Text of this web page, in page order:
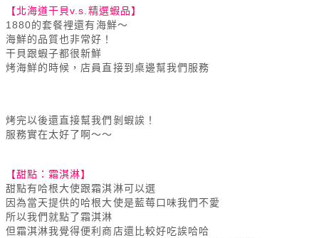
【北海道干貝v.s.精選蝦品】
1880的套餐裡還有海鮮～
海鮮的品質也非常好！
干貝跟蝦子都很新鮮
烤海鮮的時候，店員直接到桌邊幫我們服務
烤完以後還直接幫我們剝蝦誒！
服務實在太好了啊～～
【甜點：霜淇淋】
甜點有哈根大使跟霜淇淋可以選
因為當天提供的哈根大使是藍莓口味我們不愛
所以我們就點了霜淇淋
但霜淇淋我覺得便利商店還比較好吃誒哈哈